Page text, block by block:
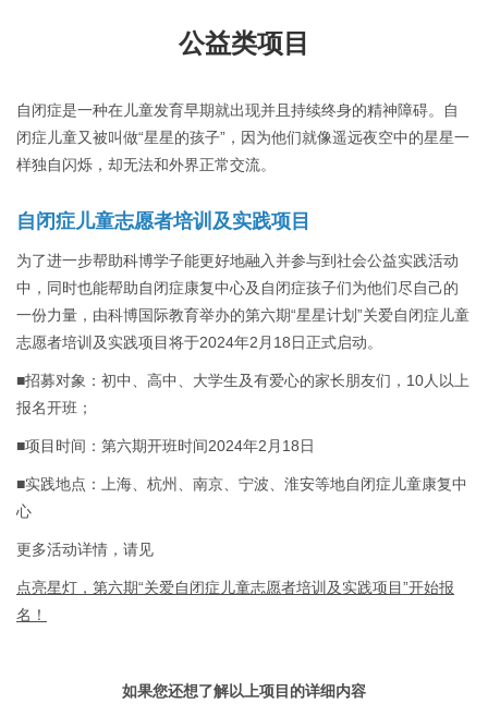
公益类项目
自闭症是一种在儿童发育早期就出现并且持续终身的精神障碍。自
闭症儿童又被叫做“星星的孩子”，因为他们就像遥远夜空中的星星一
样独自闪烁，却无法和外界正常交流。
自闭症儿童志愿者培训及实践项目
为了进一步帮助科博学子能更好地融入并参与到社会公益实践活动
中，同时也能帮助自闭症康复中心及自闭症孩子们为他们尽自己的
一份力量，由科博国际教育举办的第六期“星星计划”关爱自闭症儿童
志愿者培训及实践项目将于2024年2月18日正式启动。
■招募对象：初中、高中、大学生及有爱心的家长朋友们，10人以上
报名开班；
■项目时间：第六期开班时间2024年2月18日
■实践地点：上海、杭州、南京、宁波、淮安等地自闭症儿童康复中
心
更多活动详情，请见
点亮星灯，第六期“关爱自闭症儿童志愿者培训及实践项目”开始报
名！
如果您还想了解以上项目的详细内容